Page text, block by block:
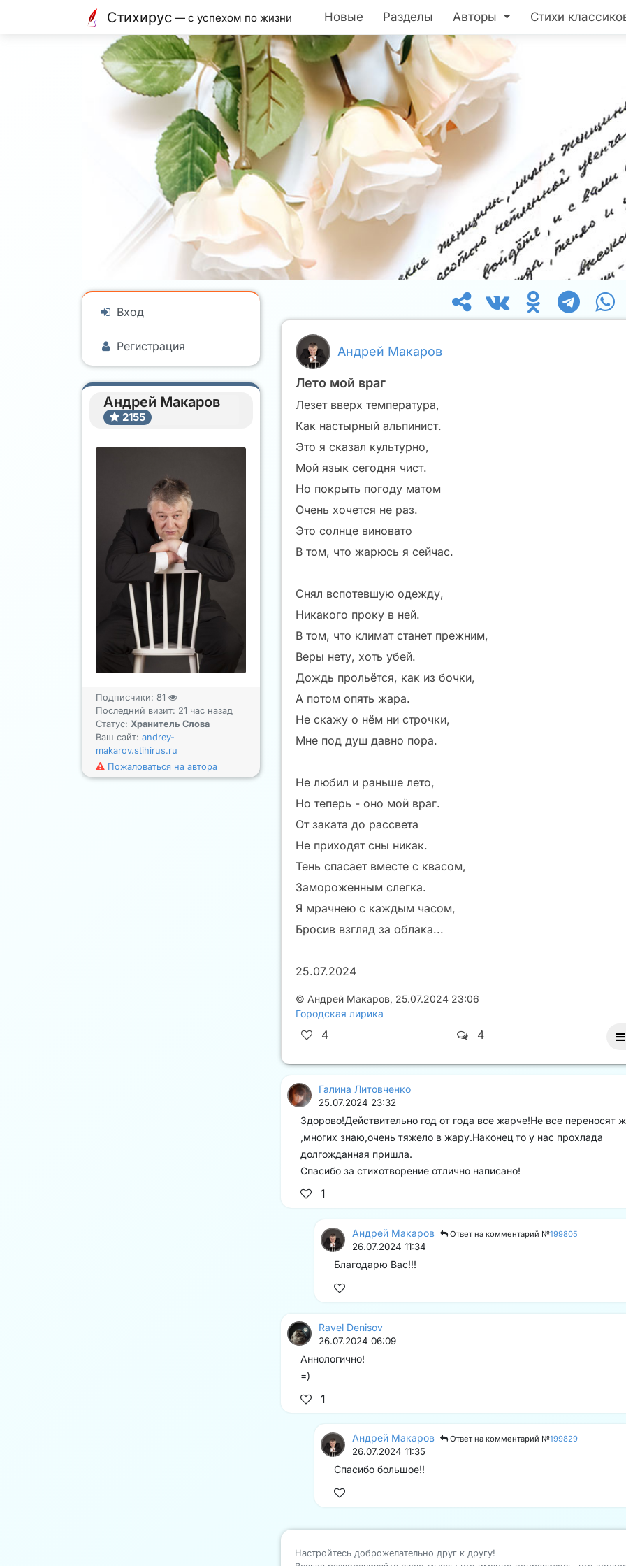
Стихирус — с успехом по жизни Новые Разделы Авторы Стихи
Вход
Регистрация
Андрей Макаров
2155
Подписчики: 81
Последний визит: 21 час назад
Статус: Хранитель Слова
Ваш сайт: andrey-
makarov.stihirus.ru
Пожаловаться на автора
Андрей Макаров
Лето мой враг
Лезет вверх температура,
Как настырный альпинист.
Это я сказал культурно,
Мой язык сегодня чист.
Но покрыть погоду матом
Очень хочется не раз.
Это солнце виновато
В том, что жарюсь я сейчас.
Снял вспотевшую одежду,
Никакого проку в ней.
В том, что климат станет прежним,
Веры нету, хоть убей.
Дождь прольётся, как из бочки,
А потом опять жара.
Не скажу о нём ни строчки,
Мне под душ давно пора.
Не любил и раньше лето,
Но теперь - оно мой враг.
От заката до рассвета
Не приходят сны никак.
Тень спасает вместе с квасом,
Замороженным слегка.
Я мрачнею с каждым часом,
Бросив взгляд за облака...
25.07.2024
© Андрей Макаров, 25.07.2024 23:06
Городская лирика
4 4
Галина Литовченко
25.07.2024 23:32
Здорово!Действительно год от года все жарче!Не все переносят
,многих знаю,очень тяжело в жару.Наконец то у нас прохлада
долгожданная пришла.
Спасибо за стихотворение отлично написано!
1
Андрей Макаров Ответ на комментарий №199805
26.07.2024 11:34
Благодарю Вас!!!
Ravel Denisov
26.07.2024 06:09
Аннологично!
=)
1
Андрей Макаров Ответ на комментарий №199829
26.07.2024 11:35
Спасибо большое!!
Настройтесь доброжелательно друг к другу!